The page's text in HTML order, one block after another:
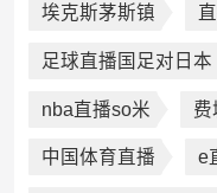
埃克斯茅斯镇
足球直播国足对日本
nba直播so米 费
中国体育直播 e